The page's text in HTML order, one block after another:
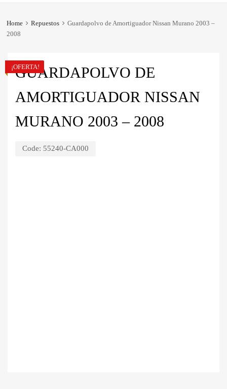
Home Repuestos
Guardapolvo de Amortiguador Nissan Murano 2003 –
2008
GUARDAPOLVO DE
AMORTIGUADOR NISSAN
MURANO 2003 – 2008
Code: 55240-CA000
¡OFERTA!